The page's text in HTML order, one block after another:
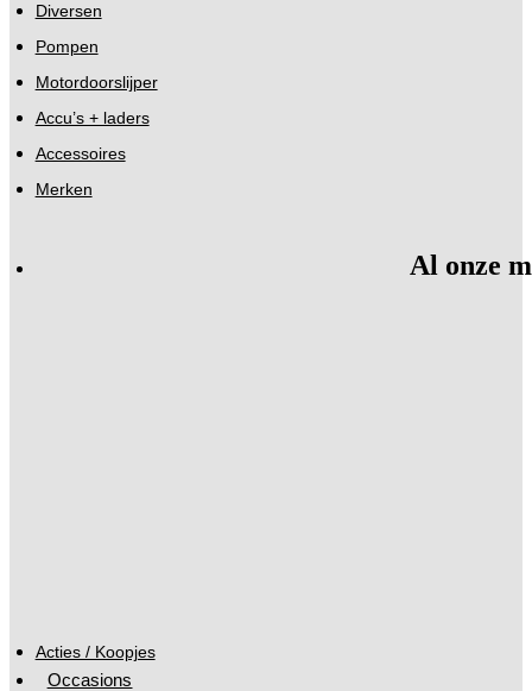
Diversen
Pompen
Motordoorslijper
Accu’s + laders
Accessoires
Merken
Al onze
Acties / Koopjes
Occasions